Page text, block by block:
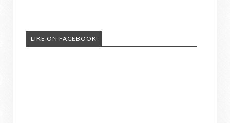
LIKE ON FACEBOOK